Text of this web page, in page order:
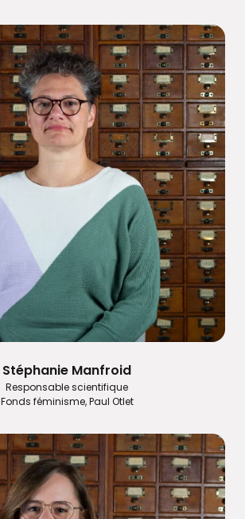
Stéphanie Manfroid
Responsable scientifique
Fonds féminisme, Paul Otlet